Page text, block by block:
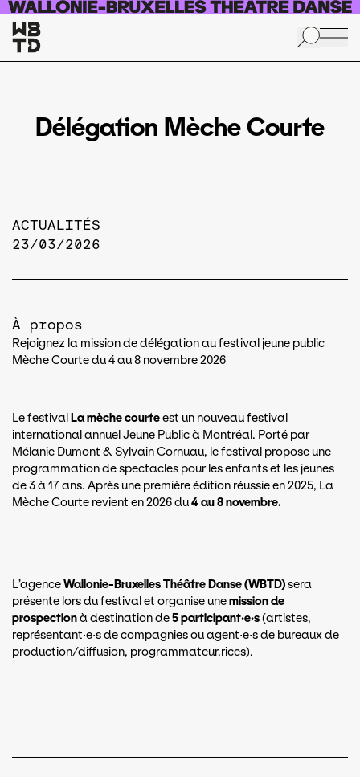
Aller au contenu principal
Délégation Mèche Courte
ACTUALITÉS
23/03/2026
À propos
Rejoignez la mission de délégation au festival jeune public
Mèche Courte du 4 au 8 novembre 2026
Le festival La mèche courteest un nouveau festival
international annuel Jeune Public à Montréal. Porté par
Mélanie Dumont & Sylvain Cornuau, le festival propose une
programmation de spectacles pour les enfants et les jeunes
de 3 à 17 ans. Après une première édition réussie en 2025, La
Mèche Courte revient en 2026 du4 au 8 novembre.
L’agenceWallonie-Bruxelles Théâtre Danse (WBTD)sera
présente lors du festival et organise unemission de
prospectionà destination de5 participant·e·s(artistes,
représentant·e·s de compagnies ou agent·e·s de bureaux de
production/diffusion, programmateur.rices).